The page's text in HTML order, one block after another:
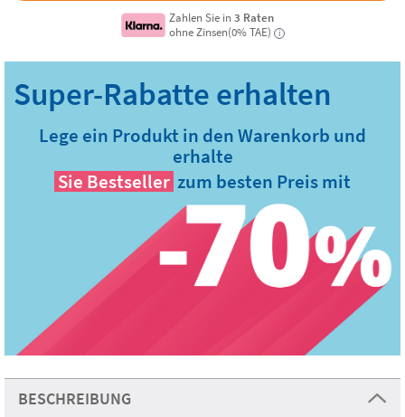
Zahlen Sie in3 Raten
ohne Zinsen(0% TAE)
i
Lege ein Produkt in den Warenkorb und
erhalte
Sie Bestseller zum besten Preis mit
BESCHREIBUNG